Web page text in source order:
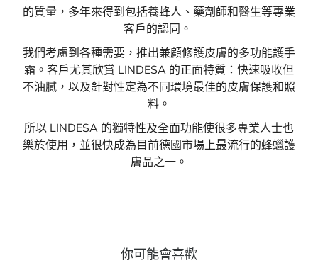
的質量，多年來得到包括養蜂人、藥劑師和醫生等專業
客戶的認同。
我們考慮到各種需要，推出兼顧修護皮膚的多功能護手
霜。客戶尤其欣賞 LINDESA 的正面特質：快速吸收但
不油膩，以及針對性定為不同環境最佳的皮膚保護和照
料。
所以 LINDESA 的獨特性及全面功能使很多專業人士也
樂於使用，並很快成為目前德國市場上最流行的蜂蠟護
膚品之一。
你可能會喜歡